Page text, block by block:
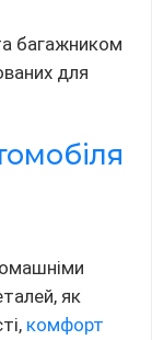
багажником
для
як
комфорт